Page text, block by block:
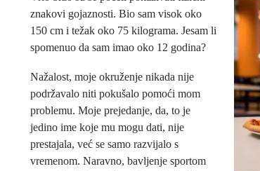
znakovi gojaznosti. Bio sam visok oko
150 cm i težak oko 75 kilograma. Jesam li
spomenuo da sam imao oko 12 godina?
Nažalost, moje okruženje nikada nije
podržavalo niti pokušalo pomoći mom
problemu. Moje prejedanje, da, to je
jedino ime koje mu mogu dati, nije
prestajala, već se samo razvijalo s
vremenom. Naravno, bavljenje sportom